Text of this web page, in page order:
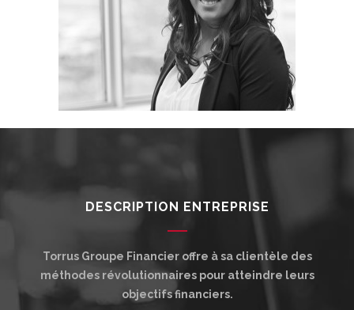
DESCRIPTION ENTREPRISE
Torrus Groupe Financier offre à sa clientèle des
méthodes révolutionnaires pour atteindre leurs
objectifs financiers.